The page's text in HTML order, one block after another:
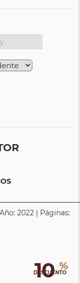
2022 | Páginas:
10 %
DESCUENTO